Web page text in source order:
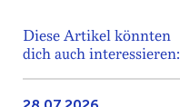
Diese Artikel könnten
dich auch interessieren: